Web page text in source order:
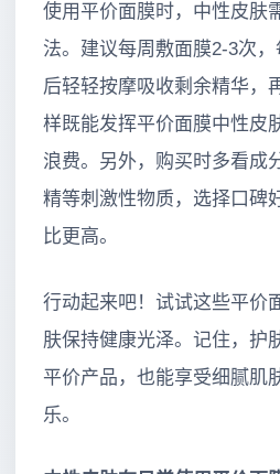
使用平价面膜时，中性皮肤
法。建议每周敷面膜2-3次
后轻轻按摩吸收剩余精华，
样既能发挥平价面膜中性皮
浪费。另外，购买时多看成
精等刺激性物质，选择口碑
比更高。
行动起来吧！试试这些平价
肤保持健康光泽。记住，护
平价产品，也能享受细腻肌
乐。